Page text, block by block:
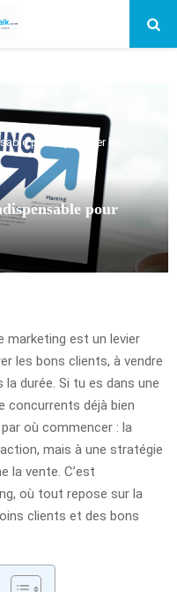
pour optimiser les
pour
marketing est un levier
les bons clients, à vendre
durée. Si tu es dans une
concurrents déjà bien
où commencer : la
mais à une stratégie
la vente. C’est
où tout repose sur la
clients et des bons